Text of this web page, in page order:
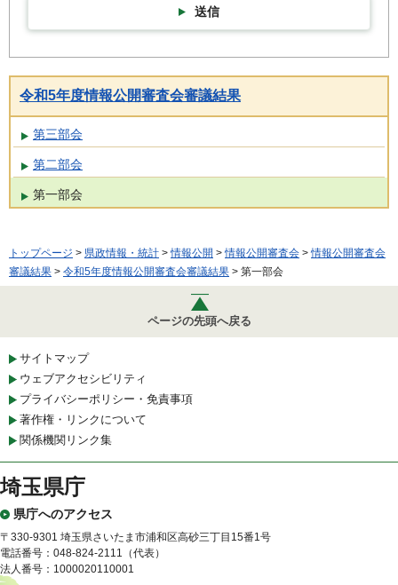
送信
令和5年度情報公開審査会審議結果
第三部会
第二部会
第一部会
トップページ > 県政情報・統計 >情報公開 >情報公開審査会 >情報公開審査会
審議結果 > 令和5年度情報公開審査会審議結果 > 第一部会
ページの先頭へ戻る
サイトマップ
ウェブアクセシビリティ
プライバシーポリシー・免責事項
著作権・リンクについて
関係機関リンク集
埼玉県庁
県庁へのアクセス
〒330-9301 埼玉県さいたま市浦和区高砂三丁目15番1号
電話番号：048-824-2111（代表）
法人番号：1000020110001